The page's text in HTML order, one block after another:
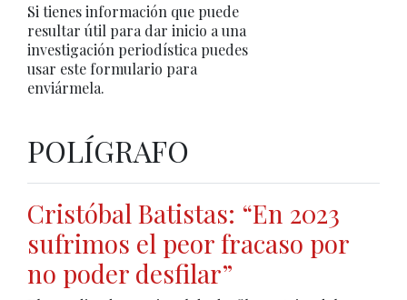
Si tienes información que puede
resultar útil para dar inicio a una
investigación periodística puedes
usar este formulario para
enviármela.
POLÍGRAFO
Cristóbal Batistas: “En 2023
sufrimos el peor fracaso por
no poder desfilar”